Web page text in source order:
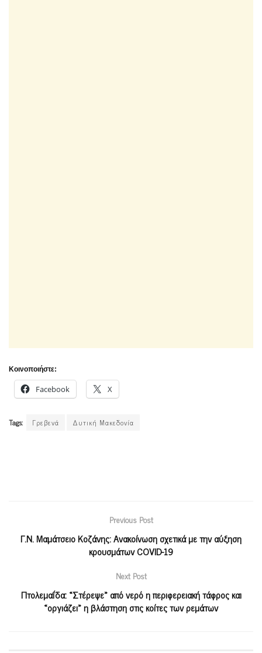
Κοινοποιήστε:
Facebook X
Tags: Γρεβενά Δυτική Μακεδονία
Previous Post
Γ.Ν. Μαμάτσειο Κοζάνης: Ανακοίνωση σχετικά με την αύξηση
κρουσμάτων COVID-19
Next Post
Πτολεμαΐδα: «Στέρεψε» από νερό η περιφερειακή τάφρος και
«οργιάζει» η βλάστηση στις κοίτες των ρεμάτων